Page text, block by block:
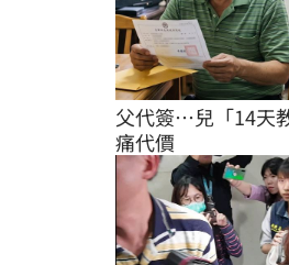
父代簽…兒「14天
痛代價